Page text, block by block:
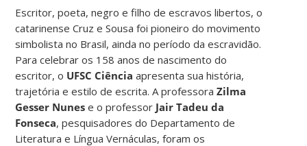
Escritor, poeta, negro e filho de escravos libertos, o
catarinense Cruz e Sousa foi pioneiro do movimento
simbolista no Brasil, ainda no período da escravidão.
Para celebrar os 158 anos de nascimento do
escritor, o UFSC Ciência apresenta sua história,
trajetória e estilo de escrita. A professoraZilma
Gesser Nunes e o professor Jair Tadeu da
Fonseca, pesquisadores do Departamento de
Literatura e Língua Vernáculas, foram os